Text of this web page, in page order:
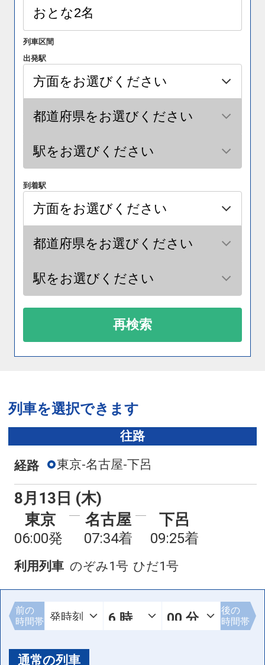
列車区間
出発駅
到着駅
再検索
列車を選択できます
往路
経路 東京-名古屋-下呂
8月13日 (木)
東京
06:00発
名古屋
07:34着
下呂
09:25着
利用列車 のぞみ1号 ひだ1号
前の
時間帯
後の
時間帯
通常の列車